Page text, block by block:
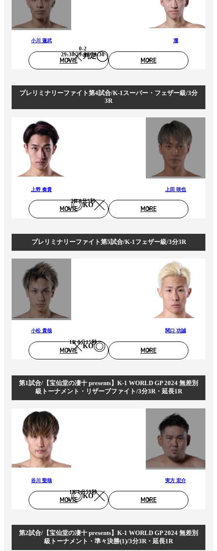
小川 蓮武
判定
0-2
29:30/29:30/30:30
瀧
MOVIE MORE
プレリミナリーファイト第4試合/K-1スーパー・フェザー級/3分
3R
上野 奏貴
KO
2R 0分5秒
上田 咲也
MOVIE MORE
プレリミナリーファイト第5試合/K-1フェザー級/3分3R
小松 貴哉
KO
1R 0分15秒
関口 功誠
MOVIE MORE
第1試合/【宝仙堂の凄十 presents】K-1 WORLD GP 2024 無差別
級トーナメント・リザーブファイト/3分3R・延長1R
谷川 聖哉
KO
1R 1分59秒
実方 宏介
MOVIE MORE
第2試合/【宝仙堂の凄十 presents】K-1 WORLD GP 2024 無差別
級トーナメント・準々決勝(1)/3分3R・延長1R